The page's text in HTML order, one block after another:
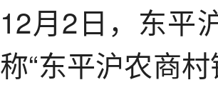
12月2日，东平
称“东平沪农商